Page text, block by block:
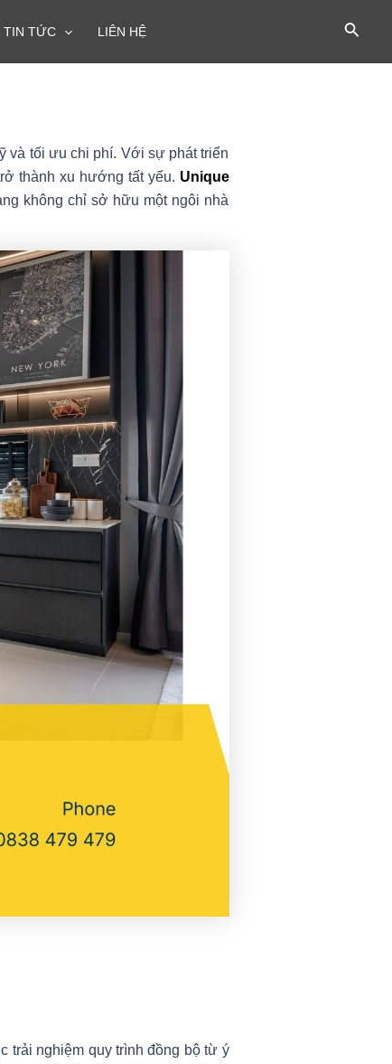
TIN TỨC LIÊN HỆ
và tối ưu chi phí. Với sự phát triển
thành xu hướng tất yếu. Unique
không chỉ sở hữu một ngôi nhà
trải nghiệm quy trình đồng bộ từ ý